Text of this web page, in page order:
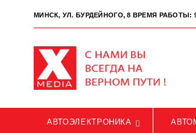
МИНСК, УЛ. БУРДЕЙНОГО, 8 ВРЕМЯ РАБОТЫ:
АВТОЭЛЕКТРОНИКА